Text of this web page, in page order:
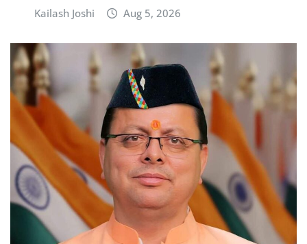
Kailash Joshi Aug 5, 2026